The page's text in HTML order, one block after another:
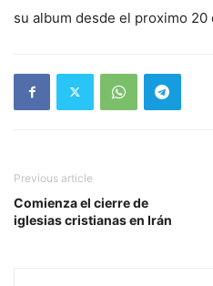
su album desde el proximo 20
Previous article
Comienza el cierre de
iglesias cristianas en Irán